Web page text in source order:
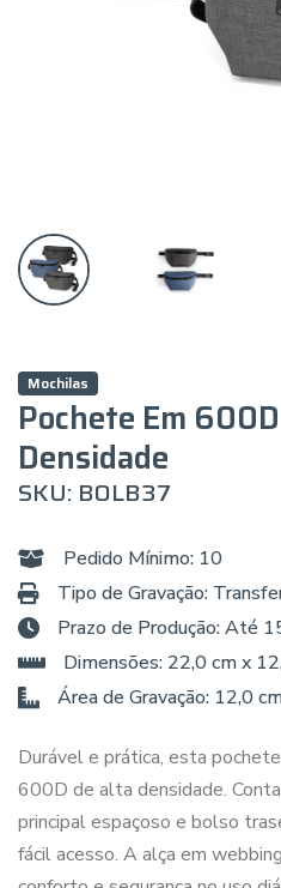
Mochilas
Pochete Em
Densidade
SKU: BOLB37
Pedido Mínimo: 10
Tipo de Gravação:
Prazo de Produção: Até
Dimensões: 22,0 cm x
Área de Gravação: 12,0
Durável e prática, esta
600D de alta densidade.
principal espaçoso e bolso
fácil acesso. A alça em